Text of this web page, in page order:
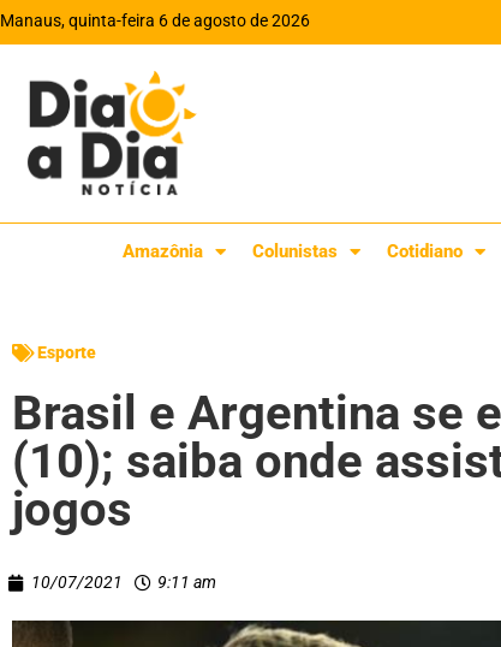
Manaus, quinta-feira 6 de agosto de 2026
Amazônia Colunistas Cotidiano
Esporte
Brasil e Argentina se
(10); saiba onde
jogos
10/07/2021 9:11 am